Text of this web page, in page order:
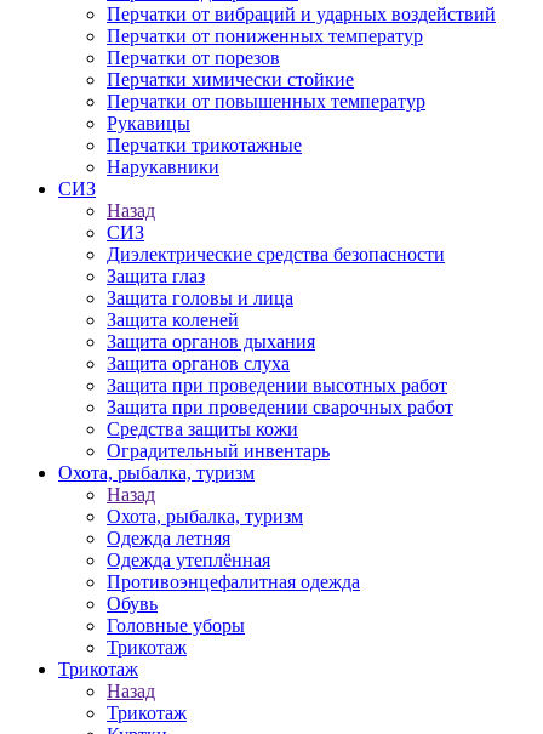
Перчатки от вибраций и ударных воздействий
Перчатки от пониженных температур
Перчатки от порезов
Перчатки химически стойкие
Перчатки от повышенных температур
Рукавицы
Перчатки трикотажные
Нарукавники
СИЗ
Назад
СИЗ
Диэлектрические средства безопасности
Защита глаз
Защита головы и лица
Защита коленей
Защита органов дыхания
Защита органов слуха
Защита при проведении высотных работ
Защита при проведении сварочных работ
Средства защиты кожи
Оградительный инвентарь
Охота, рыбалка, туризм
Назад
Охота, рыбалка, туризм
Одежда летняя
Одежда утеплённая
Противоэнцефалитная одежда
Обувь
Головные уборы
Трикотаж
Трикотаж
Назад
Трикотаж